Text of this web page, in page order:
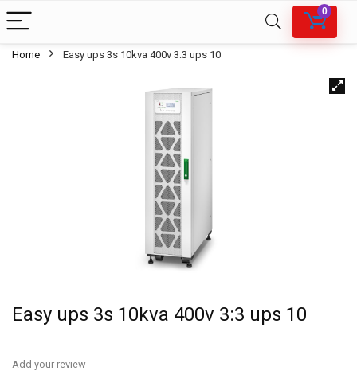
0
Home Easy ups 3s 10kva 400v 3:3 ups 10
Easy ups 3s 10kva 400v 3:3 ups 10
Add your review